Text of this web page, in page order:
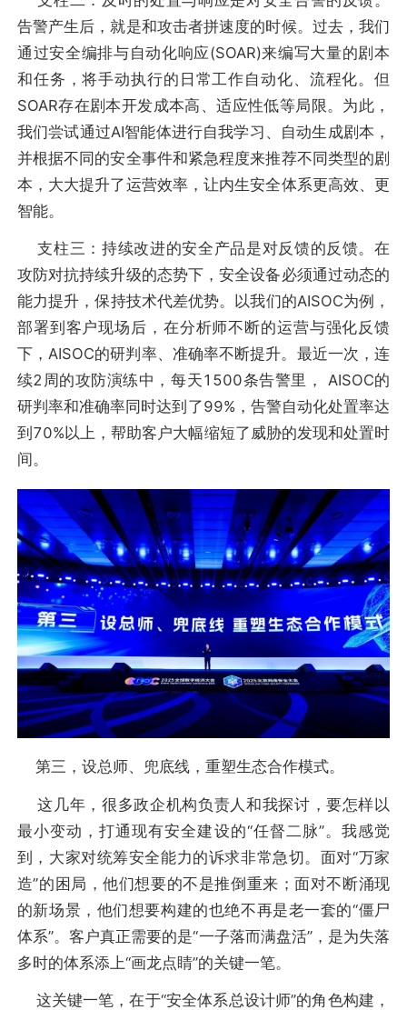
告警产生后，就是和攻击者拼速度的时候。过去，我们
通过安全编排与自动化响应(SOAR)来编写大量的剧本
和任务，将手动执行的日常工作自动化、流程化。但
SOAR存在剧本开发成本高、适应性低等局限。为此，
我们尝试通过AI智能体进行自我学习、自动生成剧本，
并根据不同的安全事件和紧急程度来推荐不同类型的剧
本，大大提升了运营效率，让内生安全体系更高效、更
智能。
支柱三：持续改进的安全产品是对反馈的反馈。在
攻防对抗持续升级的态势下，安全设备必须通过动态的
能力提升，保持技术代差优势。以我们的AISOC为例，
部署到客户现场后，在分析师不断的运营与强化反馈
下，AISOC的研判率、准确率不断提升。最近一次，连
续2周的攻防演练中，每天1500条告警里， AISOC的
研判率和准确率同时达到了99%，告警自动化处置率达
到70%以上，帮助客户大幅缩短了威胁的发现和处置时
间。
第三，设总师、兜底线，重塑生态合作模式。
这几年，很多政企机构负责人和我探讨，要怎样以
最小变动，打通现有安全建设的“任督二脉”。我感觉
到，大家对统筹安全能力的诉求非常急切。面对“万家
造”的困局，他们想要的不是推倒重来；面对不断涌现
的新场景，他们想要构建的也绝不再是老一套的“僵尸
体系”。客户真正需要的是“一子落而满盘活”，是为失落
多时的体系添上“画龙点睛”的关键一笔。
这关键一笔，在于“安全体系总设计师”的角色构建，